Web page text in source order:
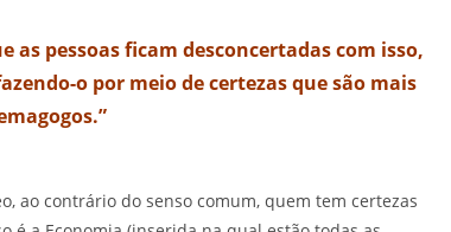
pessoas ficam desconcertadas com isso,
o por meio de certezas que são mais
ao contrário do senso comum, quem tem certezas